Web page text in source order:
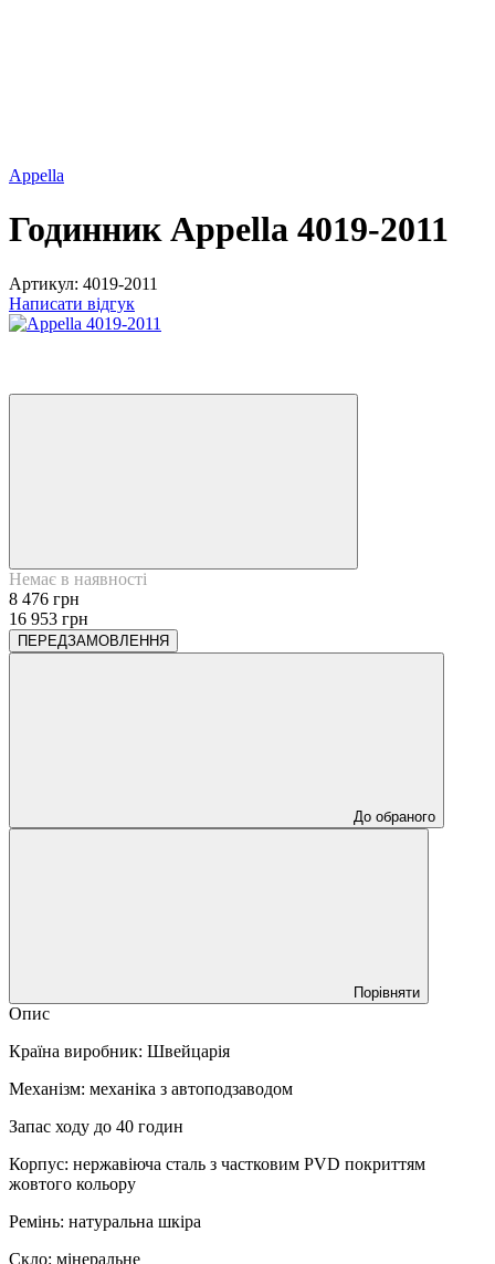
Appella
Годинник Appella 4019-2011
Артикул: 4019-2011
Написати відгук
Немає в наявності
8 476 грн
16 953 грн
ПЕРЕДЗАМОВЛЕННЯ
До обраного
Порівняти
Опис
Країна виробник: Швейцарія
Механізм: механіка з автоподзаводом
Запас ходу до 40 годин
Корпус: нержавіюча сталь з частковим PVD покриттям
жовтого кольору
Ремінь: натуральна шкіра
Скло: мінеральне